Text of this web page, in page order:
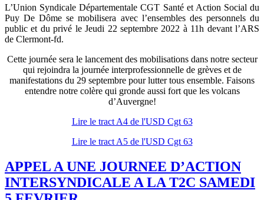
L’Union Syndicale Départementale CGT Santé et Action Social du
Puy De Dôme se mobilisera avec l’ensembles des personnels du
public et du privé le Jeudi 22 septembre 2022 à 11h devant l’ARS
de Clermont-fd.
Cette journée sera le lancement des mobilisations dans notre secteur
qui rejoindra la journée interprofessionnelle de grèves et de
manifestations du 29 septembre pour lutter tous ensemble. Faisons
entendre notre colère qui gronde aussi fort que les volcans
d’Auvergne!
Lire le tract A4 de l'USD Cgt 63
Lire le tract A5 de l'USD Cgt 63
APPEL A UNE JOURNEE D’ACTION
INTERSYNDICALE A LA T2C SAMEDI